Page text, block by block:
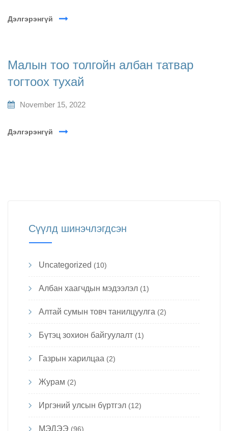
Дэлгэрэнгүй
Малын тоо толгойн албан татвар
тогтоох тухай
November 15, 2022
Дэлгэрэнгүй
Сүүлд шинэчлэгдсэн
Uncategorized (10)
Албан хаагчдын мэдээлэл (1)
Алтай сумын товч танилцуулга (2)
Бүтэц зохион байгуулалт (1)
Газрын харилцаа (2)
Журам (2)
Иргэний улсын бүртгэл (12)
МЭДЭЭ (96)